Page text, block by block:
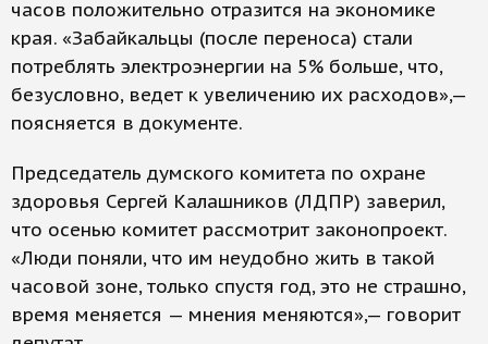
часов положительно отразится на экономике
края. «Забайкальцы (после переноса) стали
потреблять электроэнергии на 5% больше, что,
безусловно, ведет к увеличению их расходов»,—
поясняется в документе.
Председатель думского комитета по охране
здоровья Сергей Калашников (ЛДПР) заверил,
что осенью комитет рассмотрит законопроект.
«Люди поняли, что им неудобно жить в такой
часовой зоне, только спустя год, это не страшно,
время меняется — мнения меняются»,— говорит